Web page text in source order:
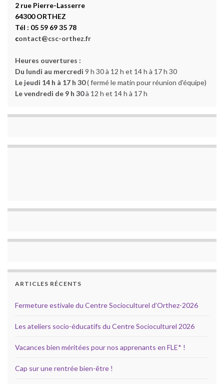
2 rue Pierre-Lasserre
64300 ORTHEZ
Tél : 05 59 69 35 78
contact@csc-orthez.fr
Heures ouvertures :
Du lundi au mercredi 9 h 30 à 12 h et 14 h à 17 h 30
Le jeudi 14 h à 17 h 30( fermé le matin pour réunion d'équipe)
Le vendredi de 9 h 30à 12 h et 14 h à 17 h
ARTICLES RÉCENTS
Fermeture estivale du Centre Socioculturel d’Orthez-2026
Les ateliers socio-éducatifs du Centre Socioculturel 2026
Vacances bien méritées pour nos apprenants en FLE* !
Cap sur une rentrée bien-être !